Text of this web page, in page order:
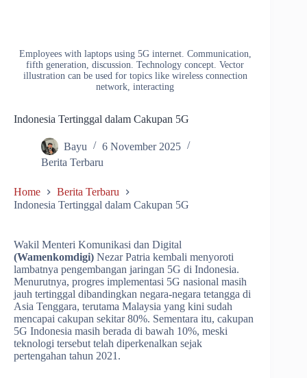
Employees with laptops using 5G internet. Communication,
fifth generation, discussion. Technology concept. Vector
illustration can be used for topics like wireless connection
network, interacting
Indonesia Tertinggal dalam Cakupan 5G
Bayu
6 November 2025
Berita Terbaru
Home
Berita Terbaru
Indonesia Tertinggal dalam Cakupan 5G
Wakil Menteri Komunikasi dan Digital
(Wamenkomdigi) Nezar Patria kembali menyoroti
lambatnya pengembangan jaringan 5G di Indonesia.
Menurutnya, progres implementasi 5G nasional masih
jauh tertinggal dibandingkan negara-negara tetangga di
Asia Tenggara, terutama Malaysia yang kini sudah
mencapai cakupan sekitar 80%. Sementara itu, cakupan
5G Indonesia masih berada di bawah 10%, meski
teknologi tersebut telah diperkenalkan sejak
pertengahan tahun 2021.